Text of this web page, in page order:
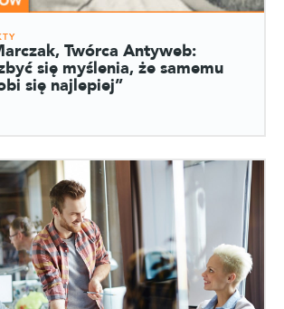
Twórca Antyweb:
się myślenia, że samemu
się najlepiej”